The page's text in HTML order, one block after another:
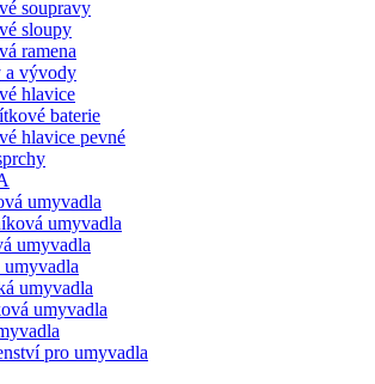
soupravy
sloupy
ramena
a vývody
hlavice
baterie
hlavice pevné
umyvadla
umyvadla
umyvadla
umyvadla
umyvadla
pro umyvadla